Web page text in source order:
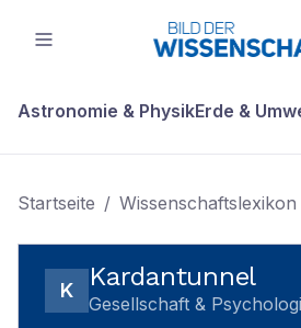
Astronomie & PhysikErde &
Startseite / Wissenschaftslexikon
K Kardantunnel
Gesellschaft &